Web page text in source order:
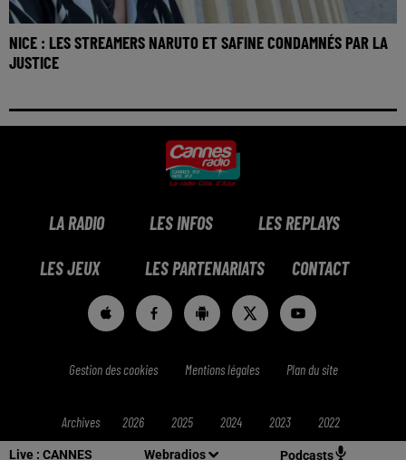
Live : CANNES Webradios Podcasts
NICE : LES STREAMERS NARUTO ET SAFINE CONDAMNÉS PAR LA
JUSTICE
LA RADIO LES INFOS LES REPLAYS
LES JEUX LES PARTENARIATS CONTACT
Gestion des cookies Mentions légales Plan du site
Archives 2026 2025 2024 2023 2022